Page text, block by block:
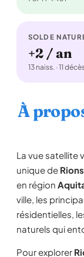
SOLDE
+2 / an
13 naiss. · 11
À
La vue satellite
unique de Rions
en région
ville, les
résidentielles,
naturels qui
Pour explorer